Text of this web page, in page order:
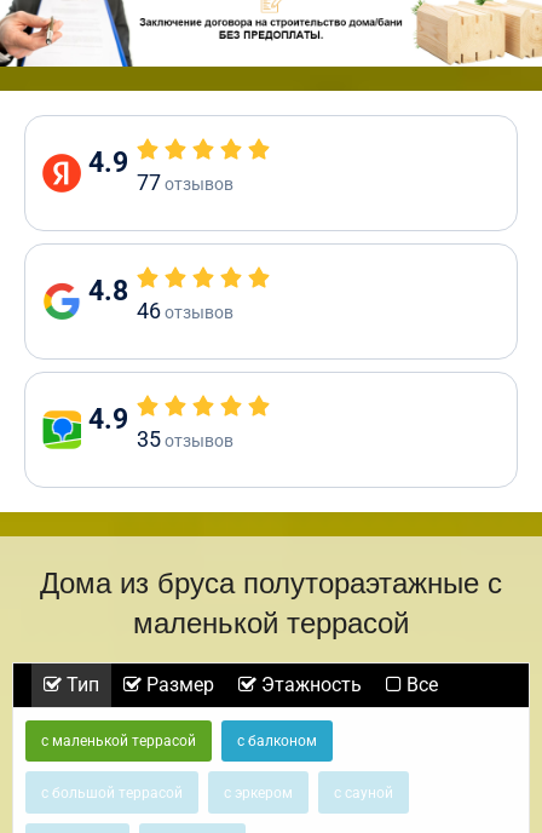
4.9
77отзывов
4.8
46отзывов
4.9
35отзывов
Дома из бруса полутораэтажные с
маленькой террасой
Тип Размер Этажность Все
с маленькой террасой с балконом
с большой террасой с эркером с сауной